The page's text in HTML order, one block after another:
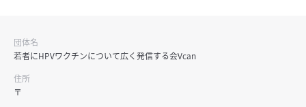
団体名
若者にHPVワクチンについて広く発信する会Vcan
住所
〒